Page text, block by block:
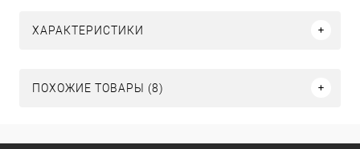
ХАРАКТЕРИСТИКИ
ПОХОЖИЕ ТОВАРЫ (8)